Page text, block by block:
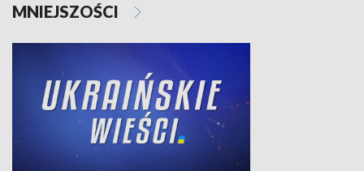
MNIEJSZOŚCI